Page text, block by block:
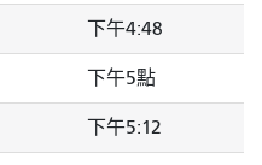
下午4:48
下午5點
下午5:12